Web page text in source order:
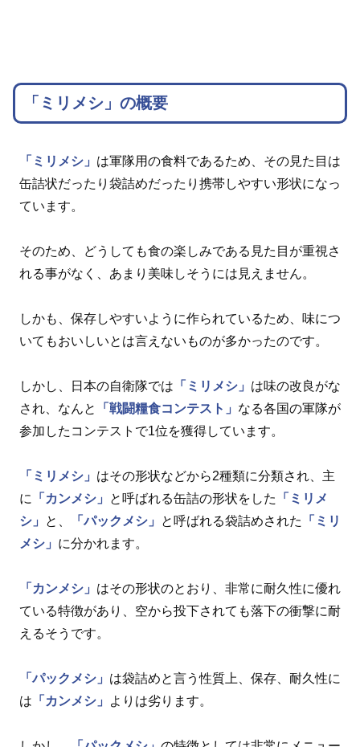
「ミリメシ」の概要
「ミリメシ」 は軍隊用の食料であるため、その見た目は
缶詰状だったり袋詰めだったり携帯しやすい形状になっ
ています。
そのため、どうしても食の楽しみである見た目が重視さ
れる事がなく、あまり美味しそうには見えません。
しかも、保存しやすいように作られているため、味につ
いてもおいしいとは言えないものが多かったのです。
しかし、日本の自衛隊では 「ミリメシ」 は味の改良がな
され、なんと
「戦闘糧食コンテスト」 なる各国の軍隊が
参加したコンテストで1位を獲得しています。
「ミリメシ」 はその形状などから2種類に分類され、主
に
「カンメシ」 と呼ばれる缶詰の形状をした
「ミリメ
シ」
と、 「パックメシ」 と呼ばれる袋詰めされた
「ミリ
メシ」 に分かれます。
「カンメシ」 はその形状のとおり、非常に耐久性に優れ
ている特徴があり、空から投下されても落下の衝撃に耐
えるそうです。
「パックメシ」 は袋詰めと言う性質上、保存、耐久性に
は 「カンメシ」 よりは劣ります。